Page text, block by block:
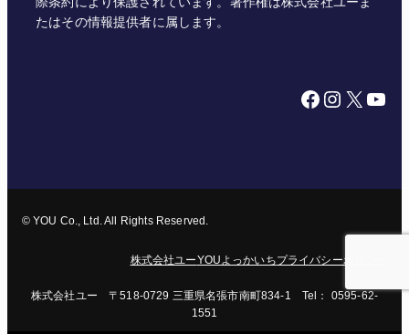
たはその情報提供者に属します。
Facebook Instagram X YouTube
© YOU Co., Ltd. All Rights Reserved.
株式会社ユーYOUよっかいちプライバシーポリシー
株式会社ユー 〒518-0729 三重県名張市南町834-1 Tel： 0595-62-
1551